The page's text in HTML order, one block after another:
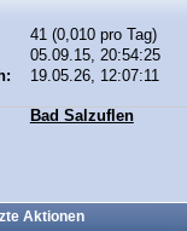
41 (0,010 pro Tag)
05.09.15, 20:54:25
19.05.26, 12:07:11
Bad Salzuflen
Aktionen